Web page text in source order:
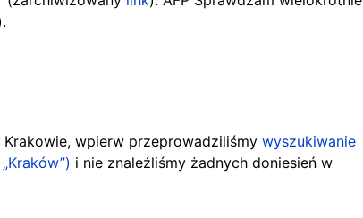
wpierw przeprowadziliśmy wyszukiwanie
i nie znaleźliśmy żadnych doniesień w